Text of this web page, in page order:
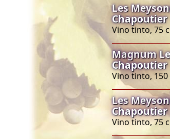
Les
Chapoutier
Vino tinto, 75
Magnum
Chapoutier
Vino tinto, 150
Les
Chapoutier
Vino tinto, 75